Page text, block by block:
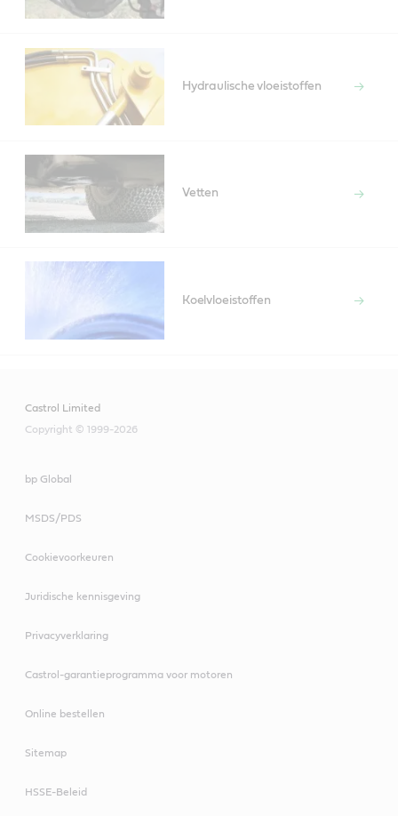
Hydraulische vloeistoffen
Vetten
Koelvloeistoffen
Castrol Limited
Copyright © 1999-2026
bp Global
MSDS/PDS
Cookievoorkeuren
Juridische kennisgeving
Privacyverklaring
Castrol-garantieprogramma voor motoren
Online bestellen
Sitemap
HSSE-Beleid